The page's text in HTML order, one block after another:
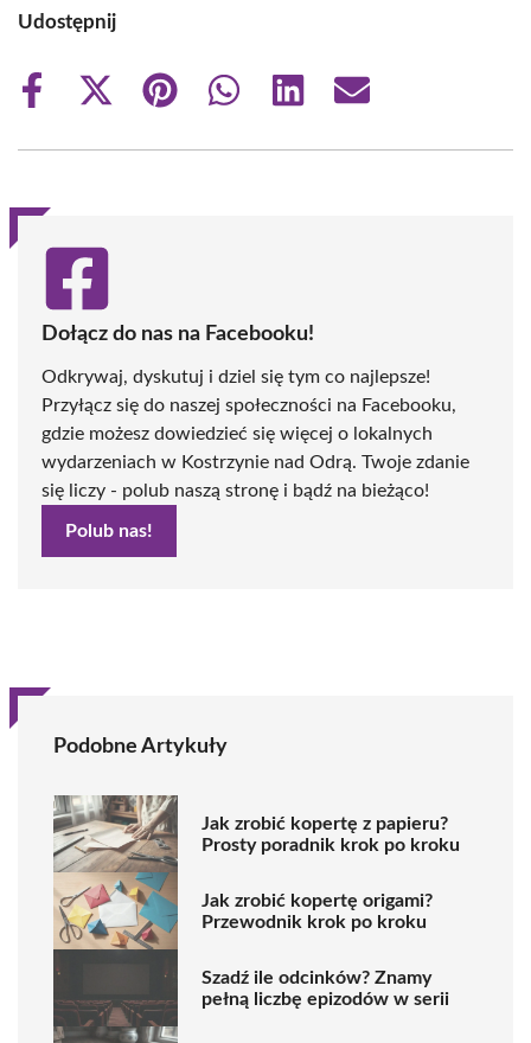
Udostępnij
Share
Share
(Twitter)
Share
Share
Share
Share
Dołącz do nas na Facebooku!
Odkrywaj, dyskutuj i dziel się tym co najlepsze!
Przyłącz się do naszej społeczności na Facebooku,
gdzie możesz dowiedzieć się więcej o lokalnych
wydarzeniach w Kostrzynie nad Odrą. Twoje zdanie
się liczy - polub naszą stronę i bądź na bieżąco!
Polub nas!
Podobne Artykuły
Jak zrobić kopertę z papieru?
Prosty poradnik krok po kroku
Jak zrobić kopertę origami?
Przewodnik krok po kroku
Szadź ile odcinków? Znamy
pełną liczbę epizodów w serii